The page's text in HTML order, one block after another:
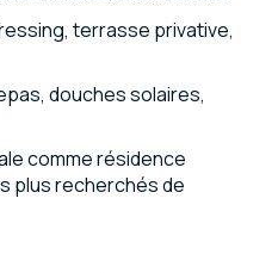
terrasse privative,
douches solaires,
comme résidence
plus recherchés de